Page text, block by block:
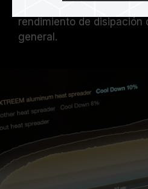
rendimiento de disipación
general.